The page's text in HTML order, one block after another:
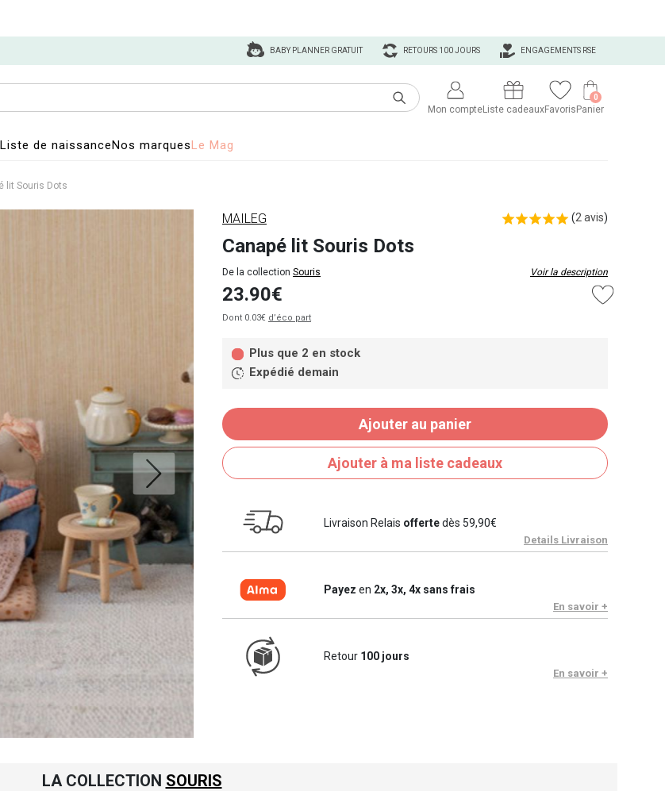
ENGAGEMENTS RSE
RETOURS 100 JOURS
BABY PLANNER GRATUIT
Mon compteListe cadeauxFavoris Panier
0
Liste de naissanceNos marquesLe Mag
lit Souris Dots
MAILEG (2 avis)
Canapé lit Souris Dots
De la collection Souris Voir la description
23.90€
Dont 0.03€ d’éco part
Plus que 2 en stock
Expédié demain
Ajouter au panier
Ajouter à ma liste cadeaux
Livraison Relais offertedès 59,90€
Details Livraison
Payez en 2x, 3x, 4x sans frais
En savoir +
Retour 100 jours
En savoir +
LA COLLECTION SOURIS